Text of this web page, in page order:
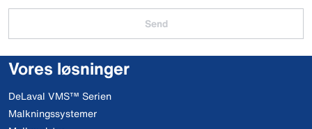
Send
Vores løsninger
DeLaval VMS™ Serien
Malkningssystemer